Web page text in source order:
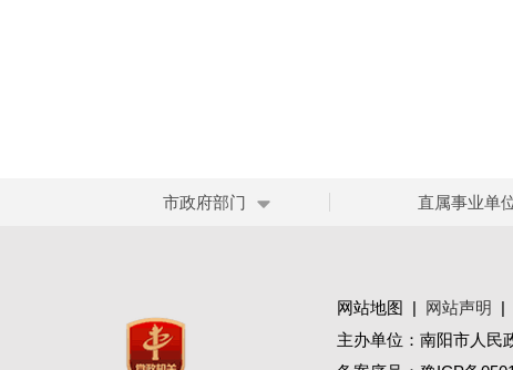
市政府部门 直属事业单
网站地图 | 网站声明 |
主办单位：南阳市人